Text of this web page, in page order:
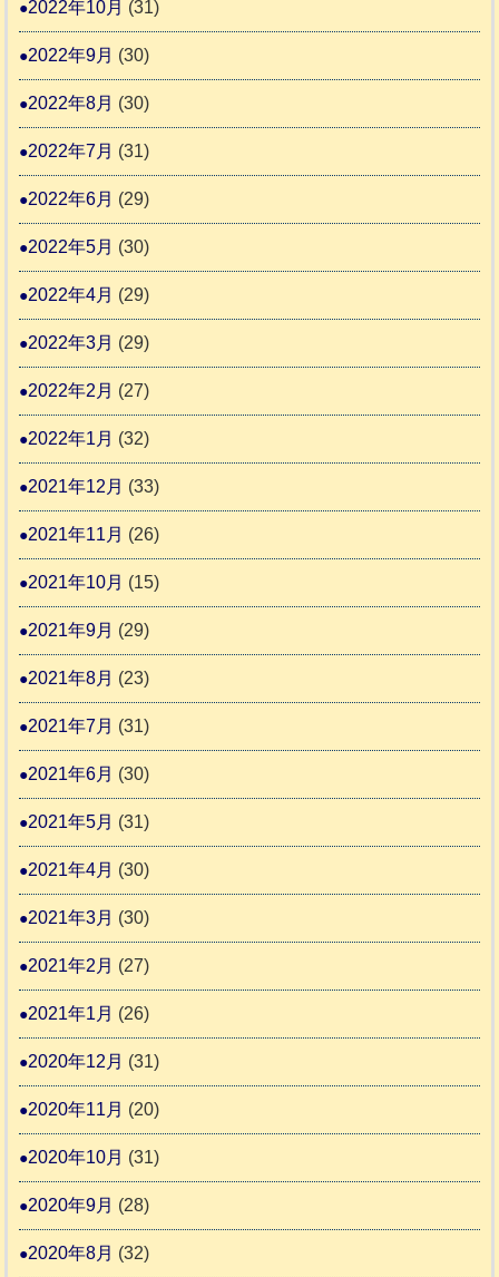
2022年10月 (31)
2022年9月 (30)
2022年8月 (30)
2022年7月 (31)
2022年6月 (29)
2022年5月 (30)
2022年4月 (29)
2022年3月 (29)
2022年2月 (27)
2022年1月 (32)
2021年12月 (33)
2021年11月 (26)
2021年10月 (15)
2021年9月 (29)
2021年8月 (23)
2021年7月 (31)
2021年6月 (30)
2021年5月 (31)
2021年4月 (30)
2021年3月 (30)
2021年2月 (27)
2021年1月 (26)
2020年12月 (31)
2020年11月 (20)
2020年10月 (31)
2020年9月 (28)
2020年8月 (32)